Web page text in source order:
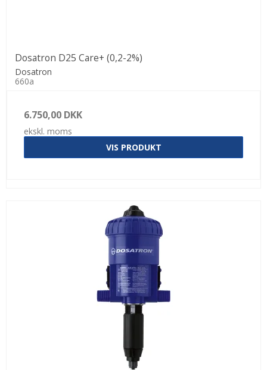
Dosatron D25 Care+ (0,2-2%)
Dosatron
660a
6.750,00 DKK
ekskl. moms
VIS PRODUKT